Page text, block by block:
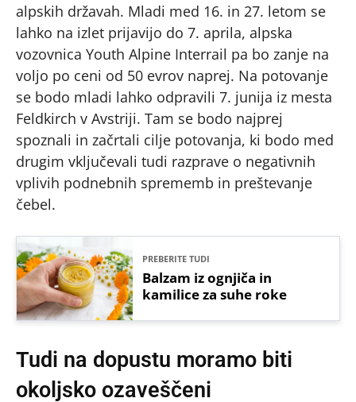
alpskih državah. Mladi med 16. in 27. letom se
lahko na izlet prijavijo do 7. aprila, alpska
vozovnica Youth Alpine Interrail pa bo zanje na
voljo po ceni od 50 evrov naprej. Na potovanje
se bodo mladi lahko odpravili 7. junija iz mesta
Feldkirch v Avstriji. Tam se bodo najprej
spoznali in začrtali cilje potovanja, ki bodo med
drugim vključevali tudi razprave o negativnih
vplivih podnebnih sprememb in preštevanje
čebel.
PREBERITE TUDI
Balzam iz ognjiča in
kamilice za suhe roke
Tudi na dopustu moramo biti
okoljsko ozaveščeni